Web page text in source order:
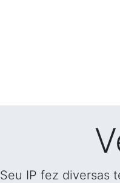
Seu IP fez diversas